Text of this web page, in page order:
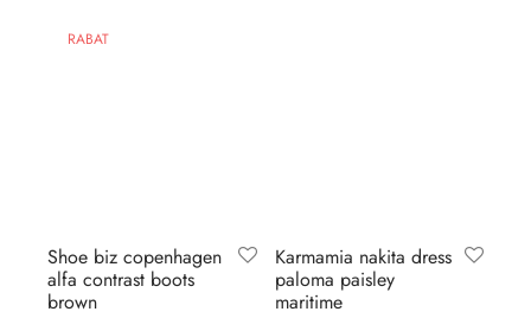
RABAT
Shoe biz copenhagen
alfa contrast boots
brown
Karmamia nakita dress
paloma paisley
maritime